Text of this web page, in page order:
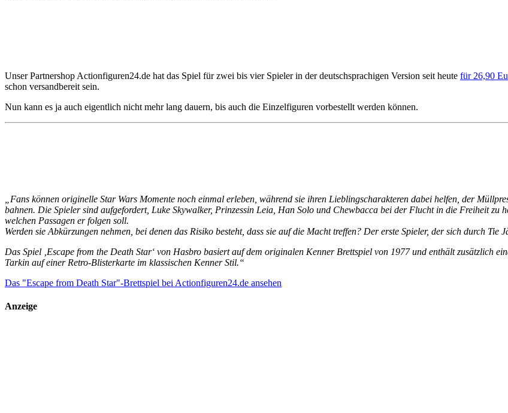
Unser Partnershop Actionfiguren24.de hat das Spiel für zwei bis vier Spieler in der deutschsprachigen Version seit heute für 26,90
schon versandbereit sein.
Nun kann es ja auch eigentlich nicht mehr lang dauern, bis auch die Einzelfiguren vorbestellt werden können.
„Fans können originelle Star Wars Momente noch einmal erleben, während sie ihren Lieblingscharakteren dabei helfen, der
bahnen. Die Spieler sind aufgefordert, Luke Skywalker, Prinzessin Leia, Han Solo und Chewbacca bei der Flucht in die Freiheit zu
welchen Passagen er folgen soll.
Werden sie Abkürzungen nehmen, bei denen das Risiko besteht, dass sie auf die Macht treffen? Der erste Spieler, der sich durch
Das Spiel ‚Escape from the Death Star‘ von Hasbro basiert auf dem originalen Kenner Brettspiel von 1977 und enthält zusätzlich
Tarkin auf einer Retro-Blisterkarte im klassischen Kenner Stil.“
Das "Escape from Death Star"-Brettspiel bei Actionfiguren24.de ansehen
Anzeige